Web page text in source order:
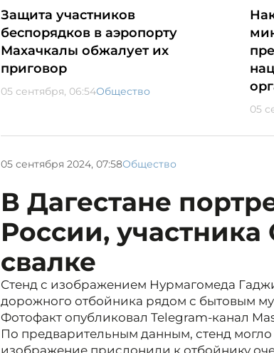
Защита участников
беспорядков в аэропорту
Махачкалы обжалует их
приговор
05 сентября, 06:54Общество
05
05 сентября 2024, 07:58Общество
В Дагестане
России,
свалке
Стенд с изображением Нурмагомеда
дорожного отбойника рядом с бытовым
Фотофакт опубликовал Telegram-канал
По предварительным данным, стенд